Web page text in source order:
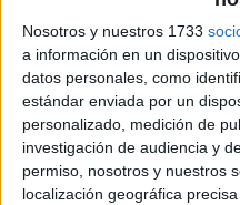
Nosotros y nuestros 1733
a información en un
datos personales, como
estándar enviada por un
personalizado, medición de
investigación de audiencia y
permiso, nosotros y nuestros
localización geográfica